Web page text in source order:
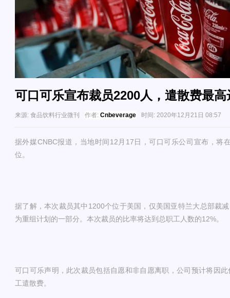
可口可乐宣布裁员2200人，遣散费最
来源: 食品饮料行业微刊 作者: Cnbeverage 时间: 2020年12月21日 08:57
据外媒CNBC报道，当地时间12月17日，可口可乐公司宣布，将
位。
据了解，本次裁员其中1200个位于美国，仅美国亚特兰大总部裁
为重组计划的一部分。本次裁员的比率将达到总职工人数的12%。
可口可乐声明，此次裁员包括自愿和非自愿离职，公司预计将因
工遣散费。